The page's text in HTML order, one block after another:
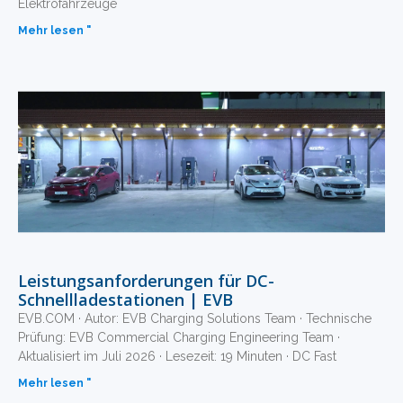
Elektrofahrzeuge
Mehr lesen "
Leistungsanforderungen für DC-
Schnellladestationen | EVB
EVB.COM · Autor: EVB Charging Solutions Team · Technische
Prüfung: EVB Commercial Charging Engineering Team ·
Aktualisiert im Juli 2026 · Lesezeit: 19 Minuten · DC Fast
Mehr lesen "